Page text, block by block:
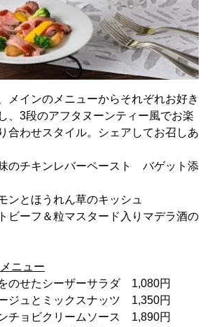
メインのメニューからそれぞれお好き
、3段のアフタヌーンティー風でお楽
合わせスタイル。シェアしてお召しあ
のチキンレバーペースト バゲット添
ンとほうれん草のキッシュ
ビーフ＆粒マスタード入りマデラ酒の
ニュー
のせたシーザーサラダ 1,080円
ジュとミックスナッツ 1,350円
チョビクリームソース 1,890円